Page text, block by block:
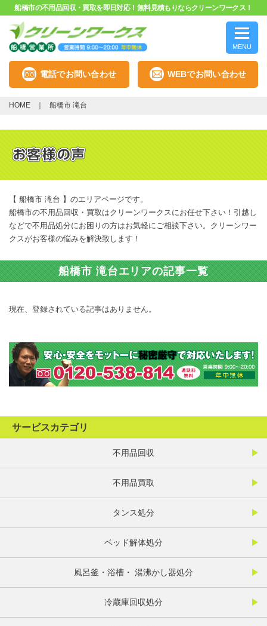
船橋市の不用品回収・買取を即日対応！無料見積もりならクリーンワークス！
MENU
電話でお問い合わせ WEBでお問い合わせ
HOME 船橋市 滝台
【 船橋市 滝台 】のエリアページです。
船橋市の不用品回収・買取はクリーンワークスにお任せ下さい！引越し
などで不用品処分にお困りの方はお気軽にご相談下さい。クリーンワー
クスがお客様の悩みを解決致します！
船橋市 滝台エリアの記事一覧
現在、登録されている記事はありません。
サービスカテゴリ
不用品回収
不用品買取
タンス処分
ベッド解体処分
風呂釜・浴槽・ 湯沸かし器処分
冷蔵庫回収処分